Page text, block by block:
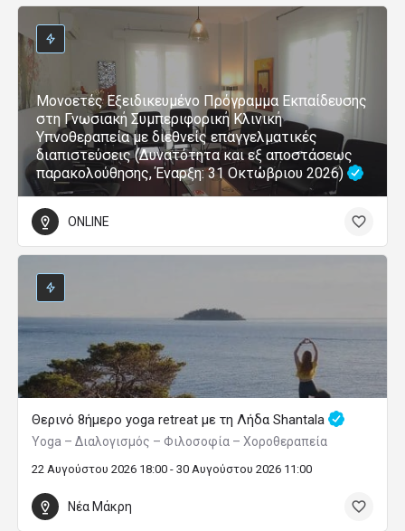
Μονοετές Εξειδικευμένο Πρόγραμμα Εκπαίδευσης
στη Γνωσιακή Συμπεριφορική Κλινική
Υπνοθεραπεία με διεθνείς επαγγελματικές
διαπιστεύσεις (Δυνατότητα και εξ αποστάσεως
παρακολούθησης, Έναρξη: 31 Οκτώβριου 2026)
ONLINE
Θερινό 8ήμερο yoga retreat με τη Λήδα Shantala
Yoga – Διαλογισμός – Φιλοσοφία – Χοροθεραπεία
22 Αυγούστου 2026 18:00 - 30 Αυγούστου 2026 11:00
Νέα Μάκρη